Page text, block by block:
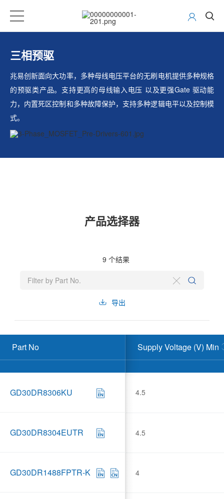
三相预驱
兆易创新面向大功率，多种母线电压平台的无刷电机提供多种规格
的预驱类产品。支持更高的母线输入电压 以及更强Gate 驱动能
力，内置死区控制和多种故障保护，支持多种逻辑电平以及控制模
式。
产品选择器
9 个结果
导出
Part No Supply Voltage (V) Min
GD30DR8306KU 4.5
GD30DR8304EUTR 4.5
GD30DR1488FPTR-K 4